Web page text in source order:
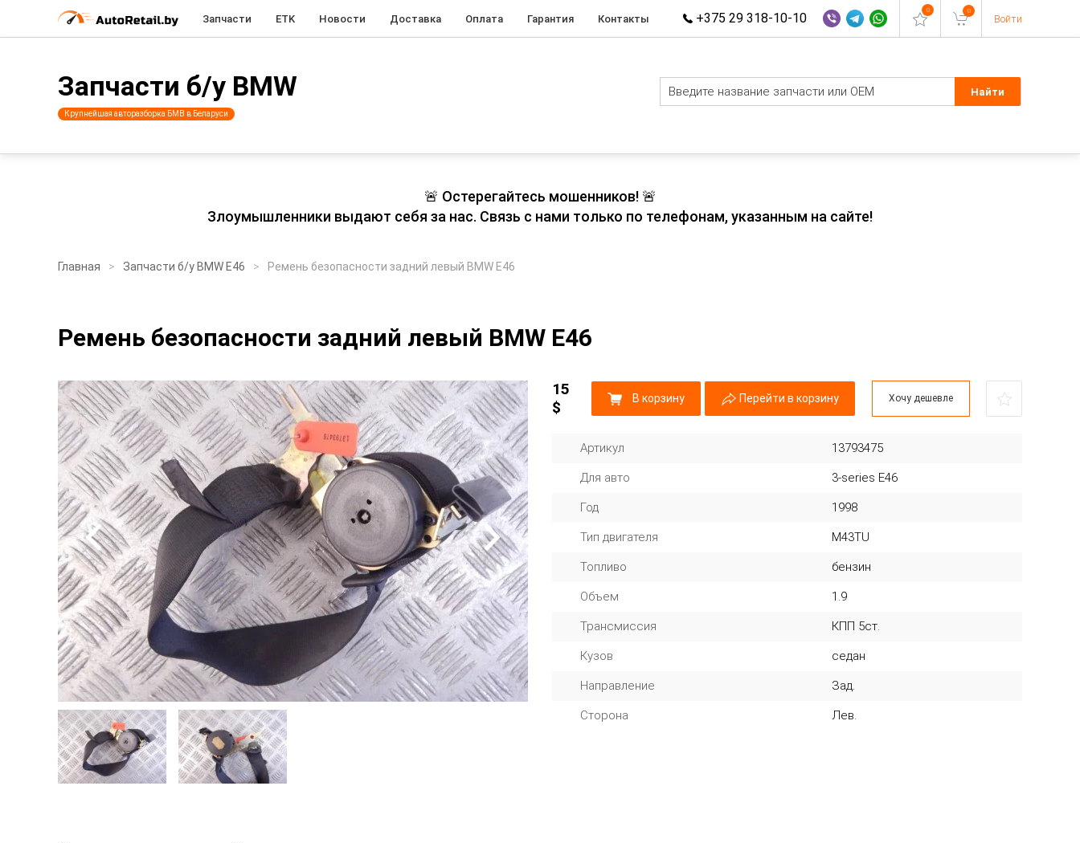
Запчасти ETK Новости Доставка Оплата Гарантия Контакты +375 29 318-10-10 0 0
Войти
Запчасти б/у BMW
Крупнейшая авторазборка БМВ в Беларуси
🚨 Остерегайтесь мошенников! 🚨
Злоумышленники выдают себя за нас. Связь с нами только по телефонам, указанным на сайте!
Главная Запчасти б/у BMW E46 Ремень безопасности задний левый BMW E46
Ремень безопасности задний левый BMW E46
15
$
В корзину Перейти в корзину Хочу дешевле
Артикул 13793475
Для авто 3-series E46
Год 1998
Тип двигателя M43TU
Топливо бензин
Объем 1.9
Трансмиссия КПП 5ст.
Кузов седан
Направление Зад.
Сторона Лев.